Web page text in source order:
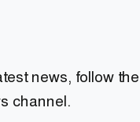
news, follow the
channel.